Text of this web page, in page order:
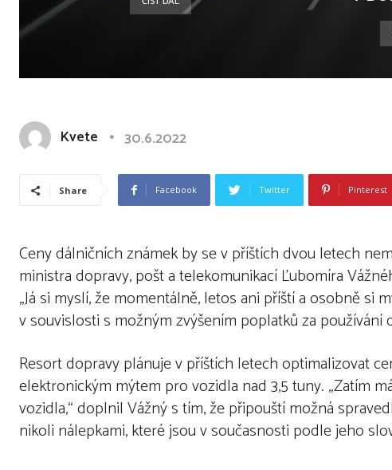
Kvete 30.6.2022
Share Facebook Twitter Pinterest
Ceny dálničních známek by se v příštích dvou letech
ministra dopravy, pošt a telekomunikací Ľubomíra
„Já si myslí, že momentálně, letos ani příští a osobně si
v souvislosti s možným zvýšením poplatků za používání
Resort dopravy plánuje v příštích letech optimalizovat
elektronickým mýtem pro vozidla nad 3,5 tuny. „Zatím
vozidla,“ doplnil Vážný s tím, že připouští možná
nikoli nálepkami, které jsou v současnosti podle jeho